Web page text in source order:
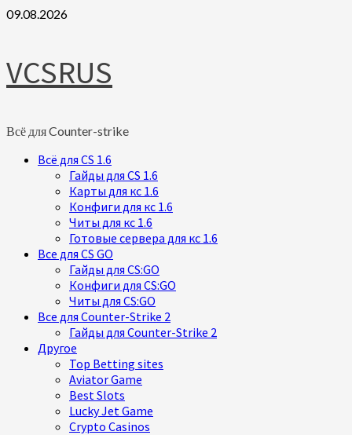
Skip
09.08.2026
VCSRUS
Всё для Counter-strike
PrimaryВсё для CS 1.6
Гайды для CS 1.6
Карты для кс 1.6
Конфиги для кс 1.6
Читы для кс 1.6
Готовые сервера для кс 1.6
Все для CS GO
Гайды для CS:GO
Конфиги для CS:GO
Читы для CS:GO
Все для Counter-Strike 2
Гайды для Counter-Strike 2
Другое
Top Betting sites
Aviator Game
Best Slots
Lucky Jet Game
Crypto Casinos